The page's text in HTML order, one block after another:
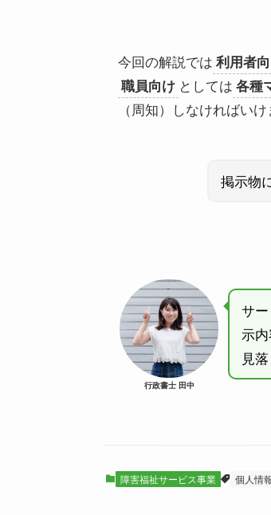
今回の解説では 利用者
職員向け としては 各種
（周知）しなければいけ
掲示物
行政書士 田中
サ
示
見
障害福祉サービス事業 個人情